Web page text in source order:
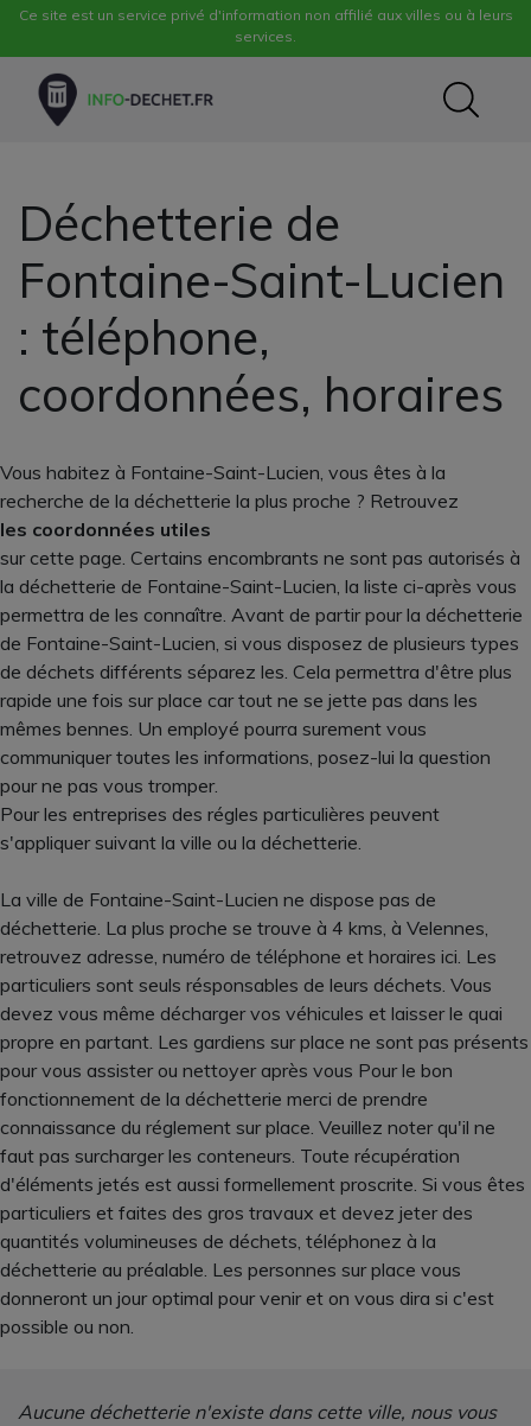
Ce site est un service privé d'information non affilié aux villes ou à leurs
services.
Déchetterie de
Fontaine-Saint-Lucien
: téléphone,
coordonnées, horaires
Vous habitez à Fontaine-Saint-Lucien, vous êtes à la
recherche de la déchetterie la plus proche ? Retrouvez
les coordonnées utiles
sur cette page. Certains encombrants ne sont pas autorisés à
la déchetterie de Fontaine-Saint-Lucien, la liste ci-après vous
permettra de les connaître. Avant de partir pour la déchetterie
de Fontaine-Saint-Lucien, si vous disposez de plusieurs types
de déchets différents séparez les. Cela permettra d'être plus
rapide une fois sur place car tout ne se jette pas dans les
mêmes bennes. Un employé pourra surement vous
communiquer toutes les informations, posez-lui la question
pour ne pas vous tromper.
Pour les entreprises des régles particulières peuvent
s'appliquer suivant la ville ou la déchetterie.
La ville de Fontaine-Saint-Lucien ne dispose pas de
déchetterie. La plus proche se trouve à 4 kms, à Velennes,
retrouvez adresse, numéro de téléphone et horaires ici. Les
particuliers sont seuls résponsables de leurs déchets. Vous
devez vous même décharger vos véhicules et laisser le quai
propre en partant. Les gardiens sur place ne sont pas présents
pour vous assister ou nettoyer après vous Pour le bon
fonctionnement de la déchetterie merci de prendre
connaissance du réglement sur place. Veuillez noter qu'il ne
faut pas surcharger les conteneurs. Toute récupération
d'éléments jetés est aussi formellement proscrite. Si vous êtes
particuliers et faites des gros travaux et devez jeter des
quantités volumineuses de déchets, téléphonez à la
déchetterie au préalable. Les personnes sur place vous
donneront un jour optimal pour venir et on vous dira si c'est
possible ou non.
Aucune déchetterie n'existe dans cette ville, nous vous